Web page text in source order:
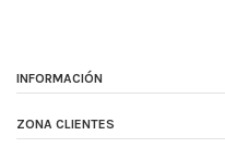
INFORMACIÓN
ZONA CLIENTES